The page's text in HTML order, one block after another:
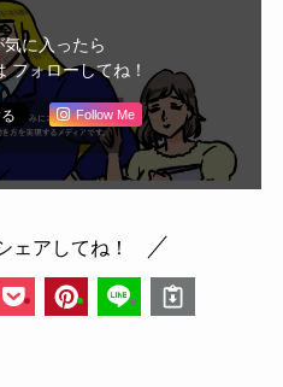
気に入ったら
フォローしてね！
Follow Me
ェアしてね！